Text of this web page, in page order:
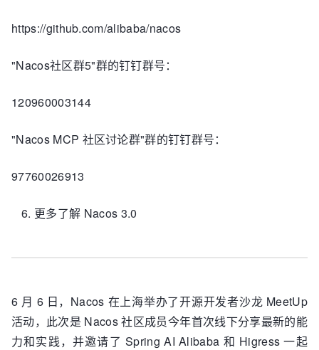
https://github.com/alibaba/nacos
"Nacos社区群5"群的钉钉群号：
120960003144
"Nacos MCP 社区讨论群"群的钉钉群号：
97760026913
更多了解 Nacos 3.0
6 月 6 日，Nacos 在上海举办了开源开发者沙龙 MeetUp
活动，此次是 Nacos 社区成员今年首次线下分享最新的能
力和实践，并邀请了 Spring AI Alibaba 和 Higress 一起